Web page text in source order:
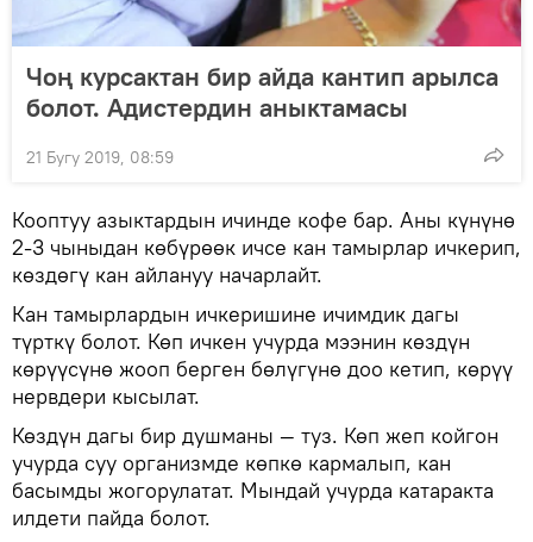
Чоң курсактан бир айда кантип арылса
болот. Адистердин аныктамасы
21 Бугу 2019, 08:59
Кооптуу азыктардын ичинде кофе бар. Аны күнүнө
2-3 чыныдан көбүрөөк ичсе кан тамырлар ичкерип,
көздөгү кан айлануу начарлайт.
Кан тамырлардын ичкеришине ичимдик дагы
түрткү болот. Көп ичкен учурда мээнин көздүн
көрүүсүнө жооп берген бөлүгүнө доо кетип, көрүү
нервдери кысылат.
Көздүн дагы бир душманы — туз. Көп жеп койгон
учурда суу организмде көпкө кармалып, кан
басымды жогорулатат. Мындай учурда катаракта
илдети пайда болот.